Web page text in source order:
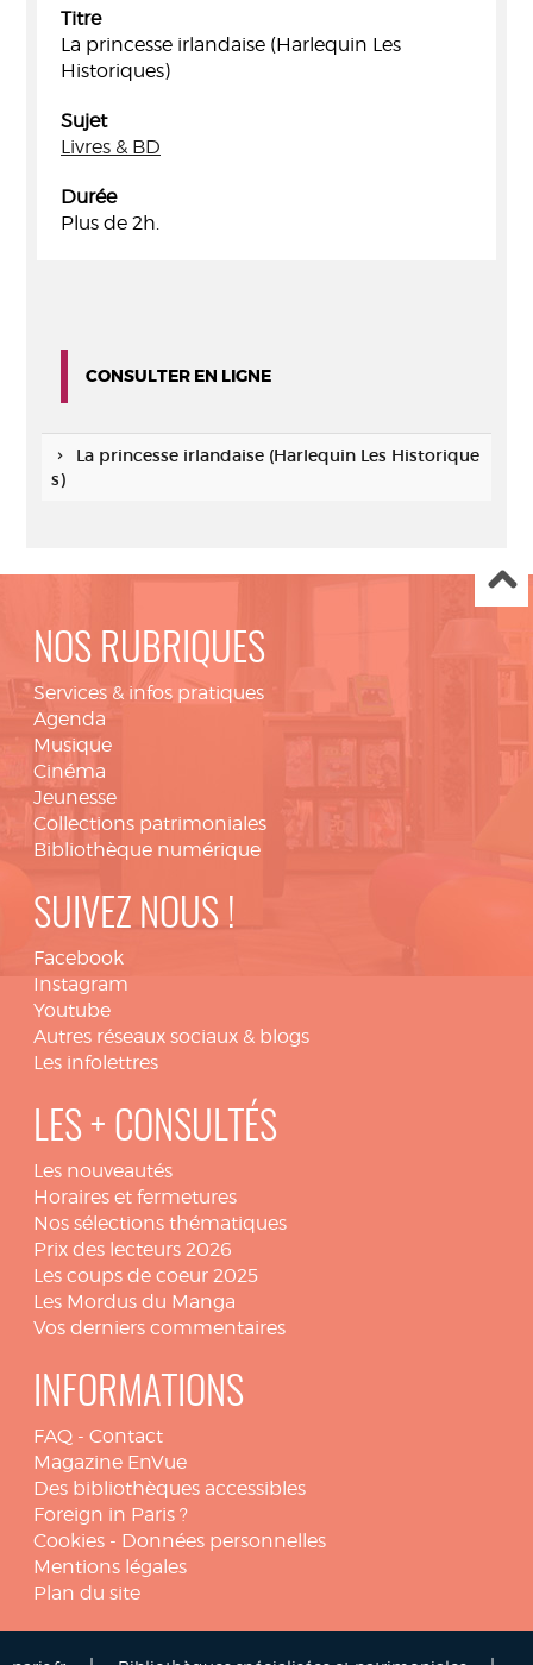
Titre
La princesse irlandaise (Harlequin Les
Historiques)
Sujet
Livres & BD
Durée
Plus de 2h.
CONSULTER EN LIGNE
La princesse irlandaise (Harlequin Les Historique
s)
NOS RUBRIQUES
Services & infos pratiques
Agenda
Musique
Cinéma
Jeunesse
Collections patrimoniales
Bibliothèque numérique
SUIVEZ NOUS !
Facebook
Instagram
Youtube
Autres réseaux sociaux & blogs
Les infolettres
LES + CONSULTÉS
Les nouveautés
Horaires et fermetures
Nos sélections thématiques
Prix des lecteurs 2026
Les coups de coeur 2025
Les Mordus du Manga
Vos derniers commentaires
INFORMATIONS
FAQ - Contact
Magazine EnVue
Des bibliothèques accessibles
Foreign in Paris ?
Cookies - Données personnelles
Mentions légales
Plan du site